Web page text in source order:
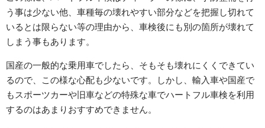
う事は少ない他、車種毎の壊れやすい部分などを把握し切れて
いるとは限らない等の理由から、車検後にも別の箇所が壊れて
しまう事もあります。
国産の一般的な乗用車でしたら、そもそも壊れにくくできてい
るので、この様な心配も少ないです。しかし、輸入車や国産で
もスポーツカーや旧車などの特殊な車でハートフル車検を利用
するのはあまりおすすめできません。